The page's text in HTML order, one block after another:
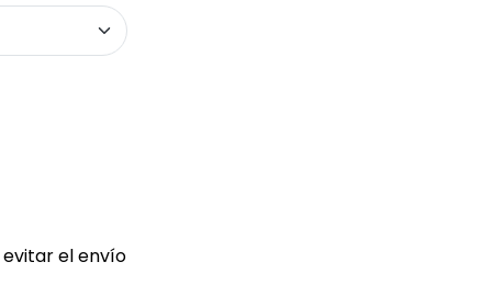
el envío